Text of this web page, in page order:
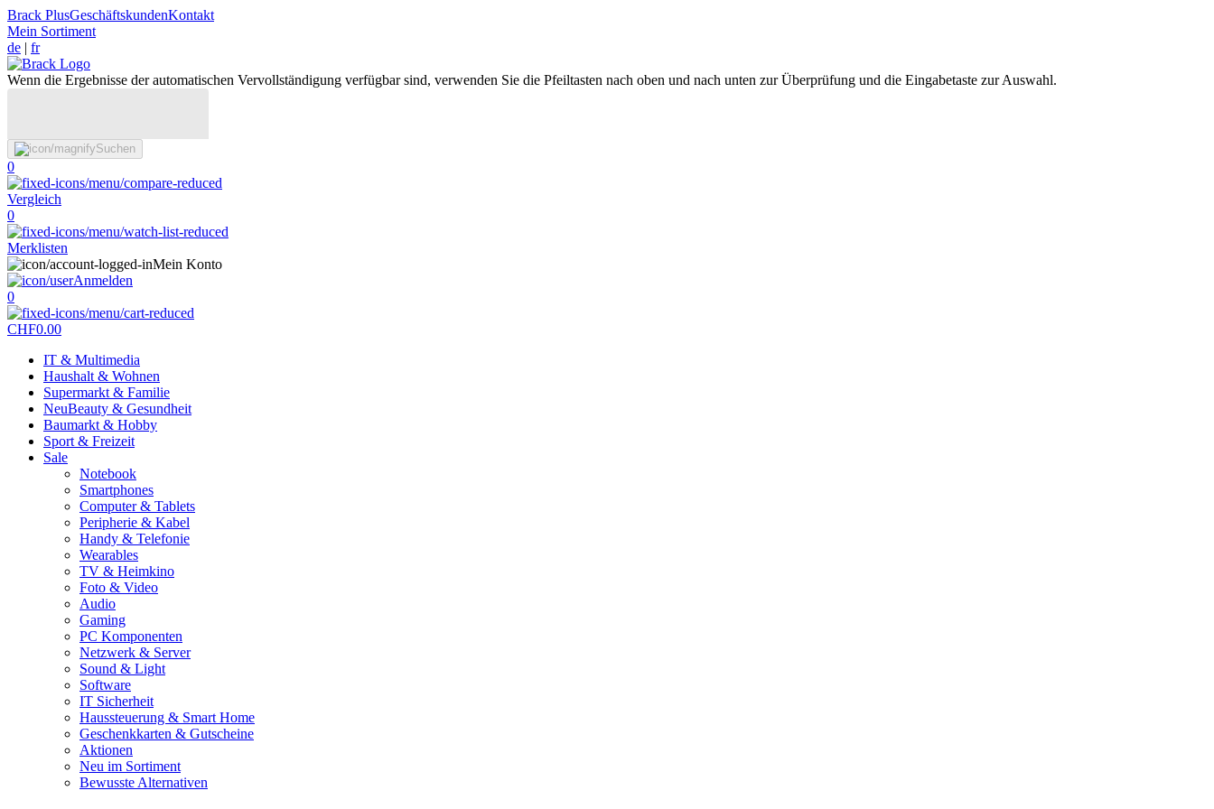
Brack PlusGeschäftskundenKontakt
Mein Sortiment
de | fr
Wenn die Ergebnisse der automatischen Vervollständigung verfügbar sind, verwenden Sie die Pfeiltasten nach oben und nach unten zur Überprüfung und die Eingabetaste zur Auswahl.
Suchen
0
Vergleich
0
Merklisten
Mein Konto
Anmelden
0
CHF0.00
IT & Multimedia
Haushalt & Wohnen
Supermarkt & Familie
NeuBeauty & Gesundheit
Baumarkt & Hobby
Sport & Freizeit
Sale
Notebook
Smartphones
Computer & Tablets
Peripherie & Kabel
Handy & Telefonie
Wearables
TV & Heimkino
Foto & Video
Audio
Gaming
PC Komponenten
Netzwerk & Server
Sound & Light
Software
IT Sicherheit
Haussteuerung & Smart Home
Geschenkkarten & Gutscheine
Aktionen
Neu im Sortiment
Bewusste Alternativen